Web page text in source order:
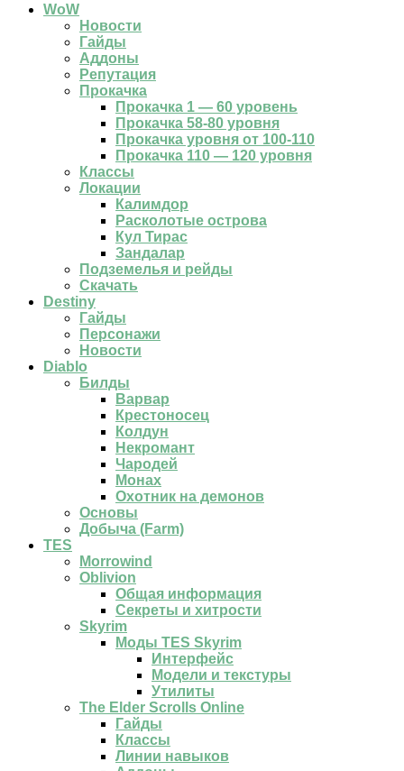
WoW
Новости
Гайды
Аддоны
Репутация
Прокачка
Прокачка 1 — 60 уровень
Прокачка 58-80 уровня
Прокачка уровня от 100-110
Прокачка 110 — 120 уровня
Классы
Локации
Калимдор
Расколотые острова
Кул Тирас
Зандалар
Подземелья и рейды
Скачать
Destiny
Гайды
Персонажи
Новости
Diablo
Билды
Варвар
Крестоносец
Колдун
Некромант
Чародей
Монах
Охотник на демонов
Основы
Добыча (Farm)
TES
Morrowind
Oblivion
Общая информация
Секреты и хитрости
Skyrim
Моды TES Skyrim
Интерфейс
Модели и текстуры
Утилиты
The Elder Scrolls Online
Гайды
Классы
Линии навыков